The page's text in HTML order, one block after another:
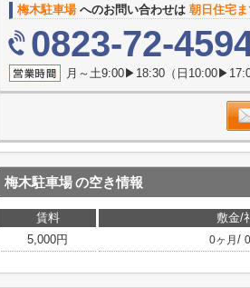
梅木駐車場へのお問い合わせは 朝日住宅
0823-72-
月～土9:00▶18:30（日
梅木駐車場の空き情報
賃料 敷金/
5,000円
0ヶ月 /